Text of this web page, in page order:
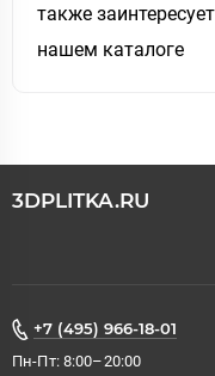
также
нашем каталоге
3DPLITKA.RU
+7 (495) 966-18-01
Пн-Пт: 8:00–20:00